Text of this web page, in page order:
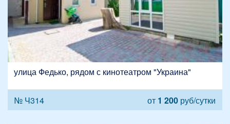
улица Федько, рядом с кинотеатром "Украина"
№ Ч314 от 1 200 руб/сутки